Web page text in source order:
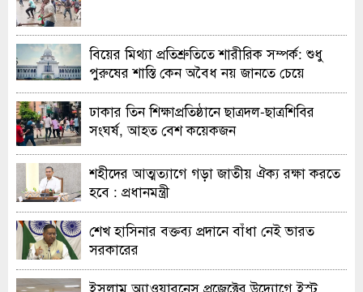
বিয়ের মিথ্যা প্রতিশ্রুতিতে শারীরিক সম্পর্ক: শুধু
পুরুষের শাস্তি কেন অবৈধ নয় জানতে চেয়ে
হাইকোর্টের রুল
ঢাকার তিন শিক্ষাপ্রতিষ্ঠানে ছাত্রদল-ছাত্রশিবির
সংঘর্ষ, আহত বেশ কয়েকজন
শহীদের আত্মত্যাগে গড়া জাতীয় ঐক্য রক্ষা করতে
হবে : প্রধানমন্ত্রী
শেখ হাসিনার বক্তব্য প্রদানে বাঁধা নেই ভারত
সরকারের
ইসলাম অ্যাওয়ারনেস প্রজেক্টের উদ্যোগে ইস্ট